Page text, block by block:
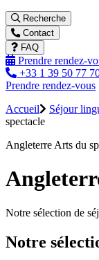
Recherche
Contact
FAQ
Prendre rendez-
+33 1 39 50 77
Prendre rendez-vous
Accueil
Séjour
spectacle
Angleterre Arts du
Notre sélection de
Notre